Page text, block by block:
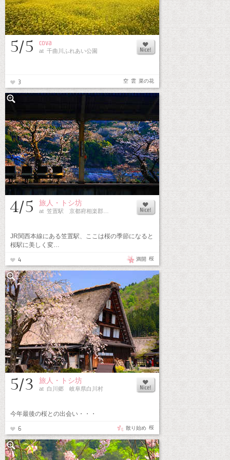
5/5 cova
at 千曲川ふれあい公園
3 菜の花
雲
空
4/5 旅人・トシ坊
at 笠置駅 京都府相楽郡…
JR関西本線にある笠置駅、ここは桜の季節になると
桜駅に美しく変…
4 桜
満開
5/3 旅人・トシ坊
at 白川郷 岐阜県白川村
今年最後の桜との出会い・・・
6 桜
散り始め